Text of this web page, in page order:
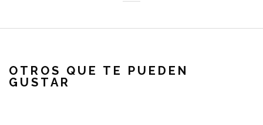
OTROS QUE TE PUEDEN
GUSTAR